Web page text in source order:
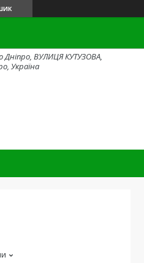
Дніпро, ВУЛИЦЯ КУТУЗОВА,
Україна